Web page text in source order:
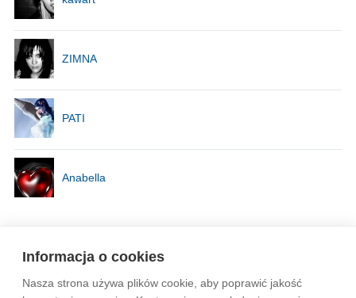
Informacja o cookies
Nasza strona używa plików cookie, aby poprawić jakość
ZIMNA
PATI
Anabella
Wytyczne dla społeczności Regulamin Prywatność